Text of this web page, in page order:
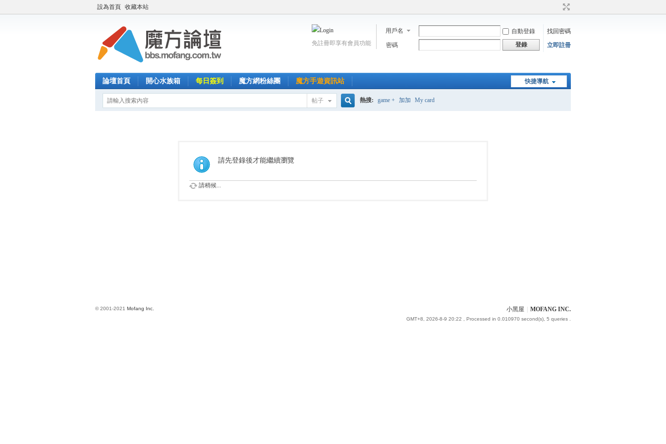
設為首頁 收藏本站
用戶名 自動登錄
找回密碼
密碼
登錄 立即註冊
免註冊即享有會員功能
快捷導航
論壇首頁 開心水族箱 每日簽到 魔方網粉絲團 魔方手遊資訊站
帖子 熱搜: game + 加加 My card
請先登錄後才能繼續瀏覽
請稍候...
小黑屋 MOFANG INC.
GMT+8, 2026-8-9 20:22 , Processed in 0.010970 second(s), 5 queries .
© 2001-2021 Mofang Inc.